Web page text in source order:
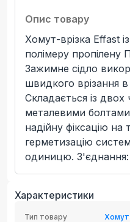
Опис товару
Хомут-врізка Effast
полімеру пропілену
Зажимне сідло
швидкого врізання
Складається із двох
металевими
надійну фіксацію на
герметизацію
одиницю.
Характеристики
Тип товару